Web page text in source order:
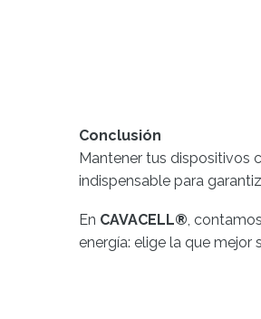
Conclusión
Mantener tus dispositivos
indispensable para
En CAVACELL® ,
energía: elige la que